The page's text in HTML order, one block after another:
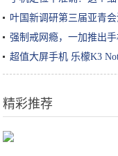
叶国新调研第三届亚青
强制戒网瘾，一加推出
超值大屏手机 乐檬K3
精彩推荐